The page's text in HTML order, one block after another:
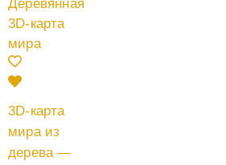
3D-карта
мира из
дерева —